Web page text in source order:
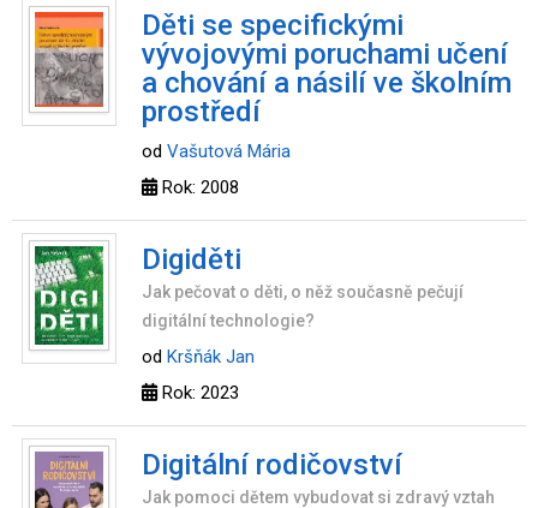
Děti se specifickými
vývojovými poruchami učení
a chování a násilí ve školním
prostředí
od Vašutová Mária
Rok: 2008
Digiděti
Jak pečovat o děti, o něž současně pečují
digitální technologie?
od Kršňák Jan
Rok: 2023
Digitální rodičovství
Jak pomoci dětem vybudovat si zdravý vztah